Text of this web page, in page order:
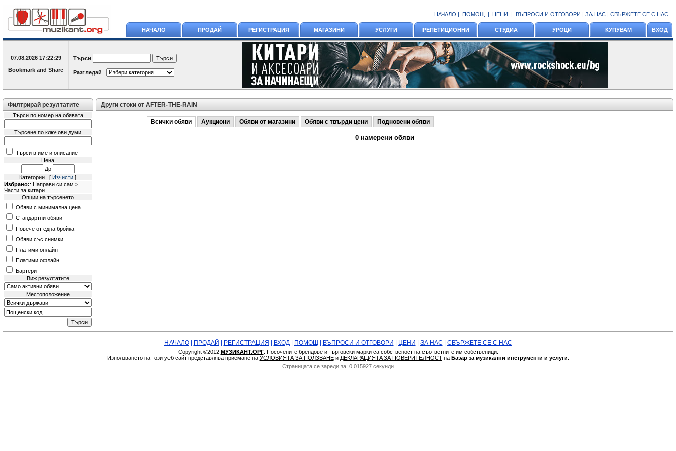
НАЧАЛО | ПОМОЩ | ЦЕНИ | ВЪПРОСИ И ОТГОВОРИ | ЗА НАС | СВЪРЖЕТЕ СЕ С НАС
НАЧАЛО ПРОДАЙ РЕГИСТРАЦИЯ МАГАЗИНИ УСЛУГИ РЕПЕТИЦИОННИ СТУДИА УРОЦИ КУПУВАМ ВХОД
07.08.2026 17:22:29 Търси
Разгледай
Филтрирай резултатите
Търси по номер на обявата
Търсене по ключови думи
Търси в име и описание
Цена
До
Категории [ Изчисти ]
Избрано:: Направи си сам >
Части за китари
Опции на търсенето
Обяви с минимална цена
Стандартни обяви
Повече от една бройка
Обяви със снимки
Платими онлайн
Платими офлайн
Бартери
Виж резултатите
Местоположение
Други стоки от AFTER-THE-RAIN
Всички обяви Аукциони Обяви от магазини Обяви с твърди цени Подновени обяви
0 намерени обяви
НАЧАЛО| ПРОДАЙ РЕГИСТРАЦИЯ ВХОД| ПОМОЩ| ВЪПРОСИ И ОТГОВОРИ ЦЕНИ ЗА НАС СВЪРЖЕТЕ СЕ С НАС
Copyright ©2012 МУЗИКАНТ.ОРГ. Посочените брендове и търговски марки са собственост на съответните им собственици.
Използването на този уеб сайт представлява приемане на УСЛОВИЯТА ЗА ПОЛЗВАНЕи ДЕКЛАРАЦИЯТA ЗА ПОВЕРИТЕЛНОСТна Базар за музикални инструменти и услуги.
Страницата се зареди за: 0.015927 секунди